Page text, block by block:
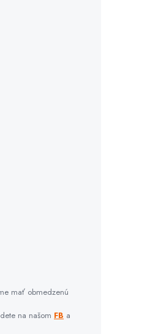
mať obmedzenú
na našom FB a